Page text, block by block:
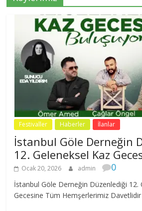
Festivaller Haberler İlanlar
İstanbul Göle Derneğin
12. Geleneksel Kaz
Ocak 20, 2026 admin 0
İstanbul Göle Derneğin Düzenlediği 12.
Gecesine Tüm Hemşerlerimiz Davetlidir